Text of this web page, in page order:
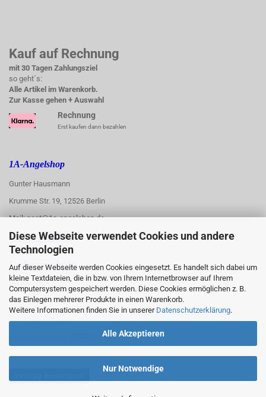
Diese Webseite verwendet Cookies und andere
Technologien
Auf dieser Webseite werden Cookies eingesetzt. Es handelt sich dabei um
kleine Textdateien, die in bzw. von Ihrem Internetbrowser auf Ihrem
Computersystem gespeichert werden. Diese Cookies ermöglichen z. B.
das Einlegen mehrerer Produkte in einen Warenkorb.
Weitere Informationen finden Sie in unserer Datenschutzerklärung.
Alle Akzeptieren
Nur Notwendige
Kauf auf Rechnung
mit 30 Tagen Zahlungsziel
so geht´s:
Alle Artikel im Warenkorb.
Zur Kasse gehen + Auswahl
Rechnung
Erst kaufen dann bezahlen
1A-Angelshop
Gunter Hausmann
Krumme Str. 19, 12526 Berlin
Mail: post@1a-angelshop.de
1A-Angelshop-
Ladengeschäft::
Regattastr. 66
12527 Berlin
Tel.: 030/67890006
Mobil/WhatsApp: 0176 550 90 773